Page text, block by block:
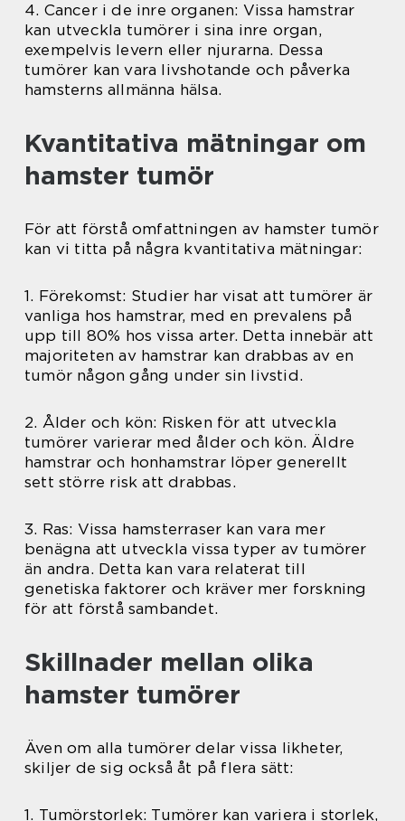
4. Cancer i de inre organen: Vissa hamstrar
kan utveckla tumörer i sina inre organ,
exempelvis levern eller njurarna. Dessa
tumörer kan vara livshotande och påverka
hamsterns allmänna hälsa.
Kvantitativa mätningar om
hamster tumör
För att förstå omfattningen av hamster tumör
kan vi titta på några kvantitativa mätningar:
1. Förekomst: Studier har visat att tumörer är
vanliga hos hamstrar, med en prevalens på
upp till 80% hos vissa arter. Detta innebär att
majoriteten av hamstrar kan drabbas av en
tumör någon gång under sin livstid.
2. Ålder och kön: Risken för att utveckla
tumörer varierar med ålder och kön. Äldre
hamstrar och honhamstrar löper generellt
sett större risk att drabbas.
3. Ras: Vissa hamsterraser kan vara mer
benägna att utveckla vissa typer av tumörer
än andra. Detta kan vara relaterat till
genetiska faktorer och kräver mer forskning
för att förstå sambandet.
Skillnader mellan olika
hamster tumörer
Även om alla tumörer delar vissa likheter,
skiljer de sig också åt på flera sätt:
1. Tumörstorlek: Tumörer kan variera i storlek,